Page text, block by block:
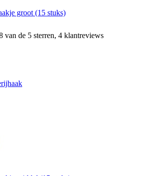
groot (15 stuks)
van de 5 sterren, 4 klantreviews